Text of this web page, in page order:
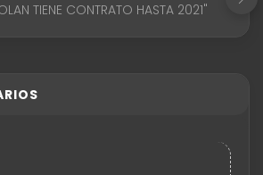
TIENE CONTRATO HASTA 2021"